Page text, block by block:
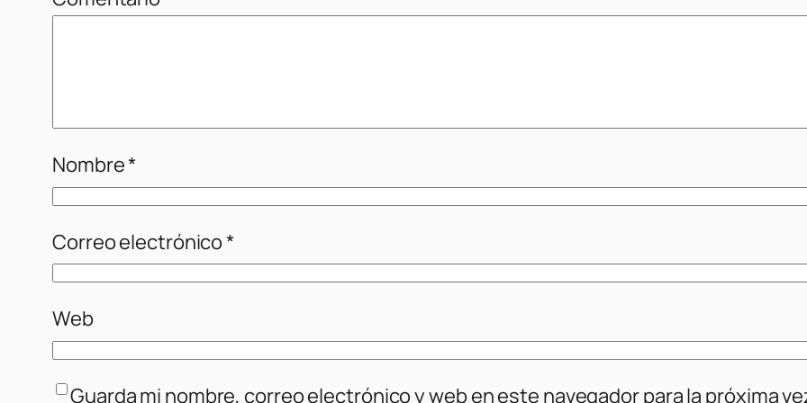
Nombre*
Correo electrónico*
Web
Guarda mi nombre, correo electrónico y web en este navegador para la próxima